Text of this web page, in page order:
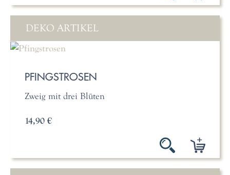
DEKO ARTIKEL
PFINGSTROSEN
Zweig mit drei Blüten
14,90 €